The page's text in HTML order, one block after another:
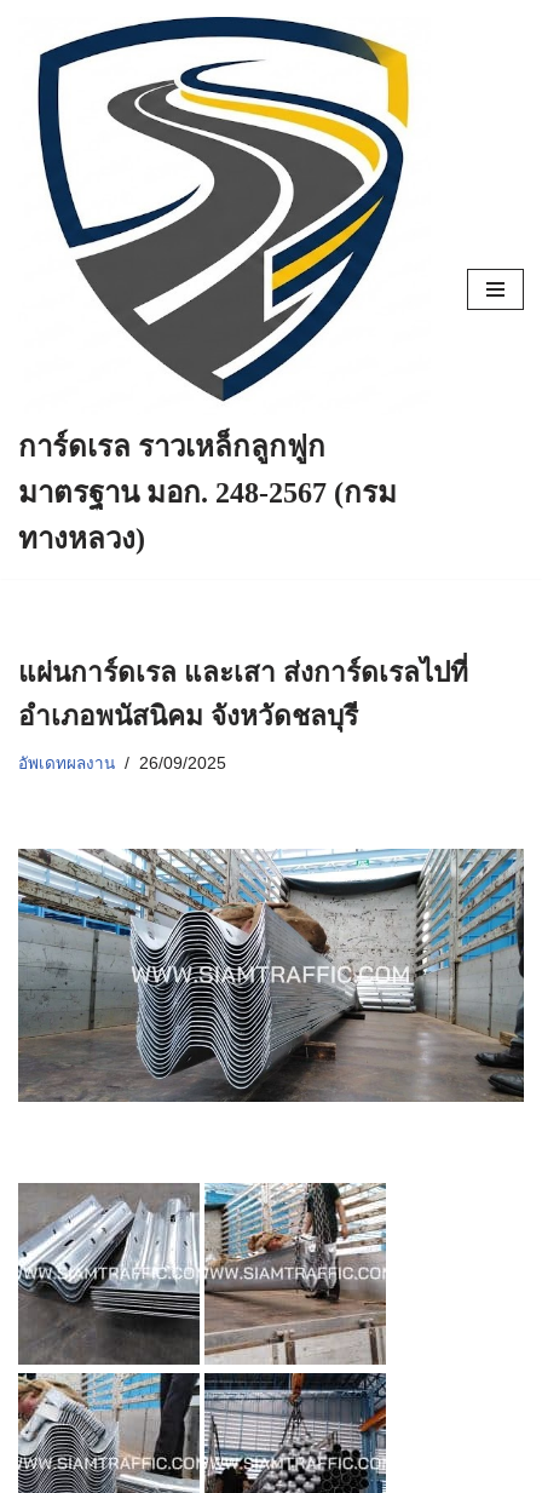
Skip
content
การ์ดเรล ราวเหล็กลูกฟูก
มาตรฐาน มอก. 248-2567 (กรม
ทางหลวง)
แผ่นการ์ดเรล และเสา ส่งการ์ดเรลไปที่
อำเภอพนัสนิคม จังหวัดชลบุรี
อัพเดทผลงาน 26/09/2025